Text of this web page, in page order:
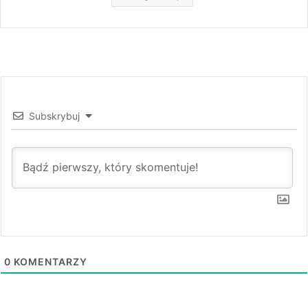
Subskrybuj
0 KOMENTARZY